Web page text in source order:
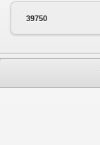
39750